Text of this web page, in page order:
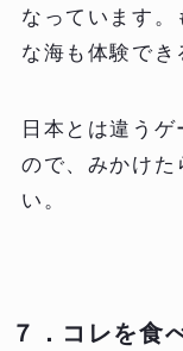
なっています
な海も体験でき
日本とは違う
ので、みかけた
い。
７．コレを食